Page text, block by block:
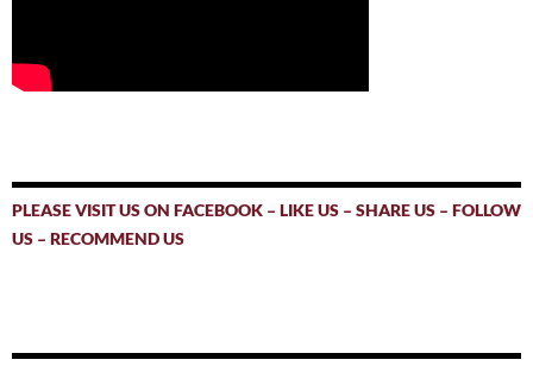
PLEASE VISIT US ON FACEBOOK – LIKE US – SHARE US – FOLLOW
US – RECOMMEND US